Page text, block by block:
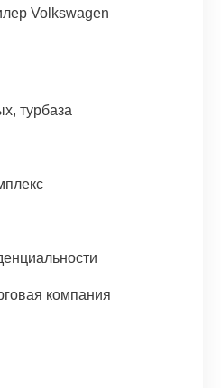
Volkswagen
турбаза
компания